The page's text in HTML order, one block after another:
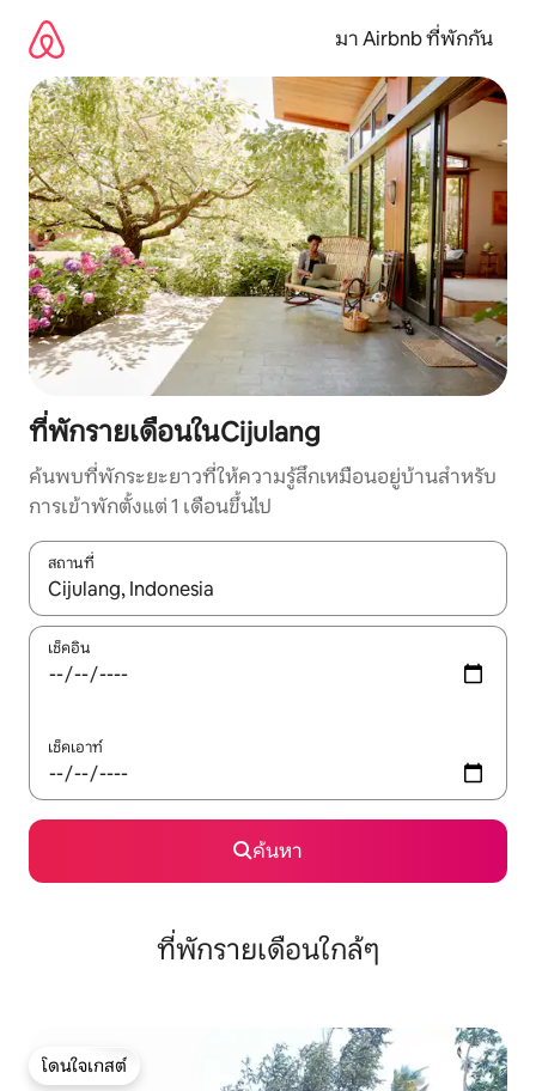
เนื้อหา
มา Airbnb ที่พักกัน
ที่พักรายเดือนในCijulang
ค้นพบที่พักระยะยาวที่ให้ความรู้สึกเหมือนอยู่บ้านสำหรับ
การเข้าพักตั้งแต่ 1 เดือนขึ้นไป
สถานที่
ใช้ลูกศรขึ้นลง หรือใช้การสัมผัสหรือปัด เพื่อสำรวจผลการค้นหา
เช็คอิน
เช็คเอาท์
ค้นหา
ที่พักรายเดือนใกล้ๆ
โดนใจเกสต์
โดนใจเกสต์